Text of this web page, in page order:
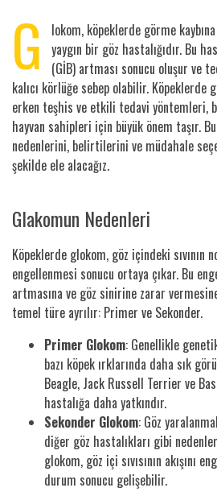
G
lokom, köpeklerde görme
yaygın bir göz hastalığıdır. Bu
(GİB) artması sonucu oluşur ve
kalıcı körlüğe sebep olabilir. Köpeklerde
erken teşhis ve etkili tedavi yöntemleri,
hayvan sahipleri için büyük önem taşır.
nedenlerini, belirtilerini ve müdahale
şekilde ele alacağız.
Glakomun Nedenleri
Köpeklerde glokom, göz içindeki sıvının
engellenmesi sonucu ortaya çıkar. Bu
artmasına ve göz sinirine zarar
temel türe ayrılır: Primer ve Sekonder.
Primer Glokom: Genellikle
bazı köpek ırklarında daha sık
Beagle, Jack Russell Terrier ve
hastalığa daha yatkındır.
Sekonder Glokom: Göz
diğer göz hastalıkları gibi
glokom, göz içi sıvısının akışını
durum sonucu gelişebilir.